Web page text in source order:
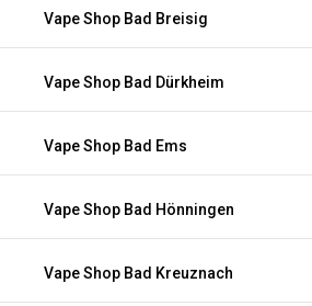
Vape Shop Bad Breisig
Vape Shop Bad Dürkheim
Vape Shop Bad Ems
Vape Shop Bad Hönningen
Vape Shop Bad Kreuznach